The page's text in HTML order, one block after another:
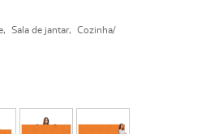
Sala de jantar
Cozinha/